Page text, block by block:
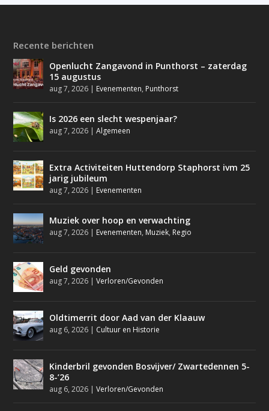
Recente berichten
Openlucht Zangavond in Punthorst – zaterdag
15 augustus
aug 7, 2026 | Evenementen, Punthorst
Is 2026 een slecht wespenjaar?
aug 7, 2026 |Algemeen
Extra Activiteiten Huttendorp Staphorst ivm 25
jarig jubileum
aug 7, 2026 | Evenementen
Muziek over hoop en verwachting
aug 7, 2026 | Evenementen, Muziek, Regio
Geld gevonden
aug 7, 2026 |Verloren/Gevonden
Oldtimerrit door Aad van der Klaauw
aug 6, 2026 | Cultuur en Historie
Kinderbril gevonden Bosvijver/ Zwartedennen 5-
8-’26
aug 6, 2026 |Verloren/Gevonden